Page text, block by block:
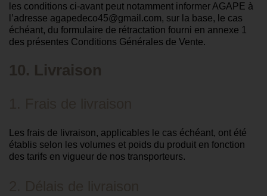
les conditions ci-avant peut notamment informer AGAPE à
l’adresse agapedeco45@gmail.com, sur la base, le cas
échéant, du formulaire de rétractation fourni en annexe 1
des présentes Conditions Générales de Vente.
10. Livraison
Les frais de livraison, applicables le cas échéant, ont été
établis selon les volumes et poids du produit en fonction
des tarifs en vigueur de nos transporteurs.